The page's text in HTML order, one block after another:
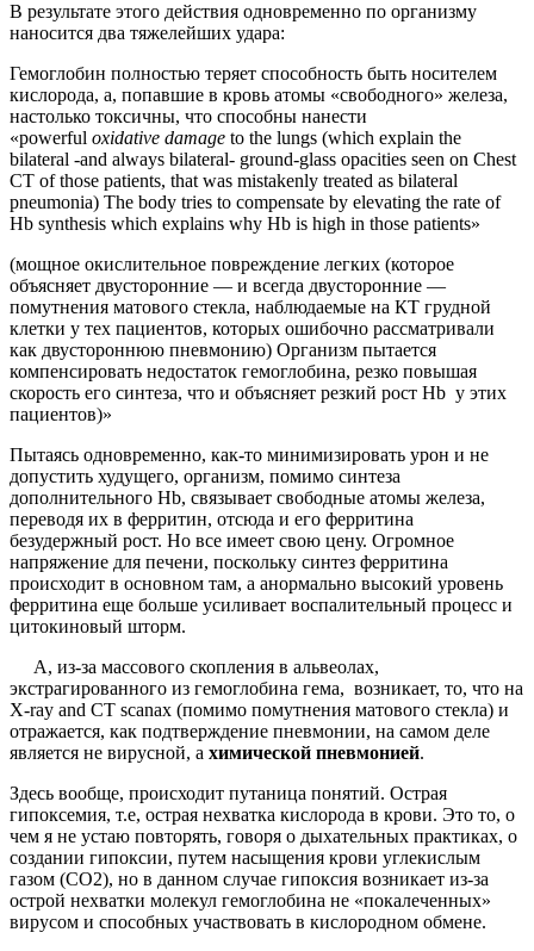
В результате этого действия одновременно по организму
наносится два тяжелейших удара:
Гемоглобин полностью теряет способность быть носителем
кислорода, а, попавшие в кровь атомы «свободного» железа,
настолько токсичны, что способны нанести
«powerful oxidative damage to the lungs (which explain the
bilateral -and always bilateral- ground-glass opacities seen on Chest
CT of those patients, that was mistakenly treated as bilateral
pneumonia) The body tries to compensate by elevating the rate of
Hb synthesis which explains why Hb is high in those patients»
(мощное окислительное повреждение легких (которое
объясняет двусторонние — и всегда двусторонние —
помутнения матового стекла, наблюдаемые на КТ грудной
клетки у тех пациентов, которых ошибочно рассматривали
как двустороннюю пневмонию) Организм пытается
компенсировать недостаток гемоглобина, резко повышая
скорость его синтеза, что и объясняет резкий рост Hb у этих
пациентов)»
Пытаясь одновременно, как-то минимизировать урон и не
допустить худущего, организм, помимо синтеза
дополнительного Hb, связывает свободные атомы железа,
переводя их в ферритин, отсюда и его ферритина
безудержный рост. Но все имеет свою цену. Огромное
напряжение для печени, поскольку синтез ферритина
происходит в основном там, а анормально высокий уровень
ферритина еще больше усиливает воспалительный процесс и
цитокиновый шторм.
А, из-за массового скопления в альвеолах,
экстрагированного из гемоглобина гема, возникает, то, что на
X-ray and CT scanах (помимо помутнения матового стекла) и
отражается, как подтверждение пневмонии, на самом деле
является не вирусной, а химической пневмонией.
Здесь вообще, происходит путаница понятий. Острая
гипоксемия, т.е, острая нехватка кислорода в крови. Это то, о
чем я не устаю повторять, говоря о дыхательных практиках, о
создании гипоксии, путем насыщения крови углекислым
газом (СО2), но в данном случае гипоксия возникает из-за
острой нехватки молекул гемоглобина не «покалеченных»
вирусом и способных участвовать в кислородном обмене.